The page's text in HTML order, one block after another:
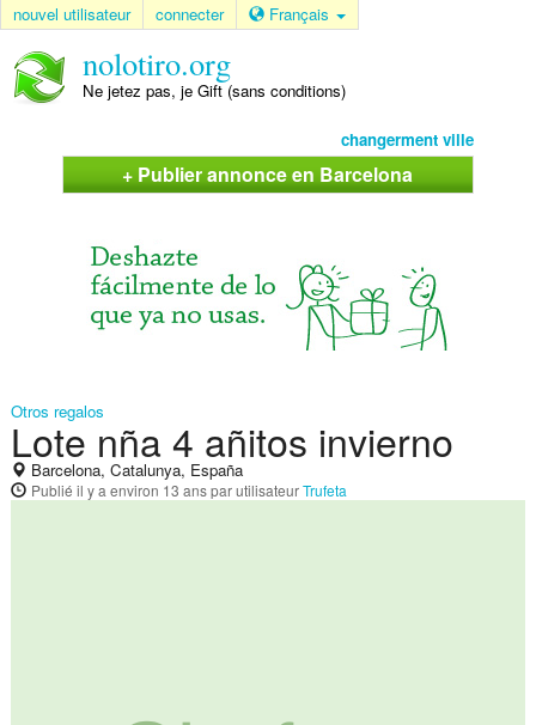
nouvel utilisateur connecter Français
nolotiro.org
Ne jetez pas, je Gift (sans conditions)
changerment ville
+ Publier annonce en Barcelona
Otros regalos
Lote nña 4 añitos invierno
Barcelona, Catalunya, España
Publié il y a environ 13 anspar utilisateurTrufeta